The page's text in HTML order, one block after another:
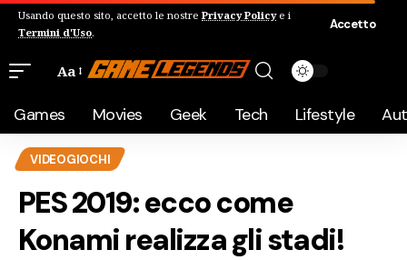
Usando questo sito, accetto le nostre Privacy Policye i
Termini d'Uso.
Accetto
Aa
Games Movies Geek Tech Lifestyle
VIDEOGIOCHI
PES 2019: ecco come
Konami realizza gli stadi!